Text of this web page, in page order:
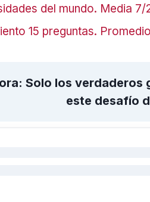
del mundo. Media 7/
15 preguntas.
Solo los
este desafío